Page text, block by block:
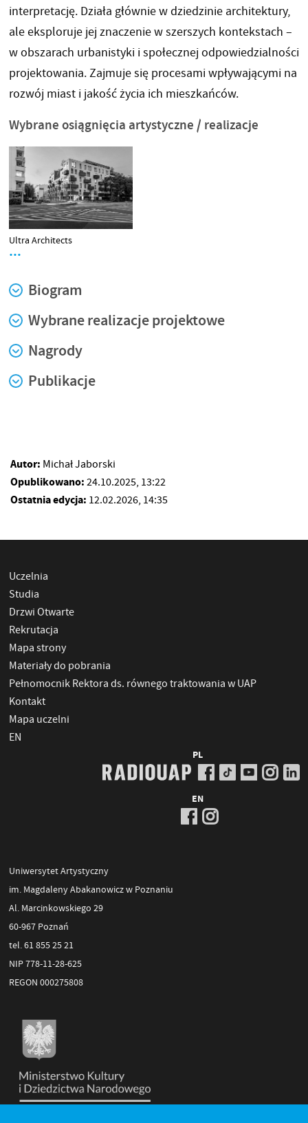
interpretację. Działa głównie w dziedzinie architektury,
ale eksploruje jej znaczenie w szerszych kontekstach –
w obszarach urbanistyki i społecznej odpowiedzialności
projektowania. Zajmuje się procesami wpływającymi na
rozwój miast i jakość życia ich mieszkańców.
Wybrane osiągnięcia artystyczne / realizacje
Ultra Architects
…
Biogram
Wybrane realizacje projektowe
Nagrody
Publikacje
Autor: Michał Jaborski
Opublikowano: 24.10.2025, 13:22
Ostatnia edycja: 12.02.2026, 14:35
Uczelnia
Studia
Drzwi Otwarte
Rekrutacja
Mapa strony
Materiały do pobrania
Pełnomocnik Rektora ds. równego traktowania w UAP
Kontakt
Mapa uczelni
EN
PL
EN
Uniwersytet Artystyczny
im. Magdaleny Abakanowicz w Poznaniu
Al. Marcinkowskiego 29
60-967 Poznań
tel. 61 855 25 21
NIP 778-11-28-625
REGON 000275808